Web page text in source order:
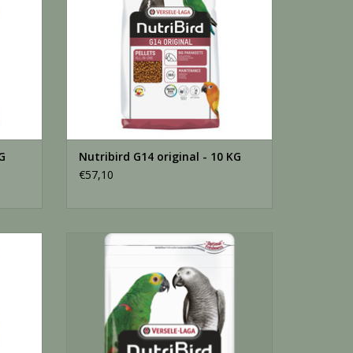
en vetten, plantaardige
(2500 mg/kg), psyllium,
1,5%, lysine 1,25%,
D3 1500 IE, vitamine E
D-pantothenaat 20 mg,
C 52 mg, niacine 80 mg,
Nutribird G14 original - 10 KG
€57,10
Nutribird P15 Original - 1 KG
Geëxtrudeerde pellets - onderhoudsvoer
voor papegaaien - monocolor
TOEVOEGEN AAN WINKELWAGEN